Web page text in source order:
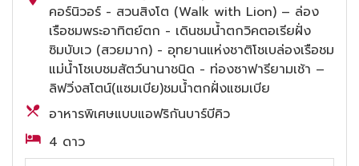
คอร์นิวอร์ - สวนสิงโต (Walk with Lion) – ล่อง
เรือชมพระอาทิตย์ตก - เดินชมน้ำตกวิคตอเรียฝั่ง
ซิมบับเว (สวยมาก) - อุทยานแห่งชาติโชเบล่องเรือชม
แม่น้ำโชเบชมสัตว์นานาชนิด - ท่องซาฟารียามเช้า –
ลิฟวิ่งสโตน์(แซมเบีย)ชมน้ำตกฝั่งแซมเบีย
อาหารพิเศษแบบแอฟริกันบาร์บีคิว
4 ดาว